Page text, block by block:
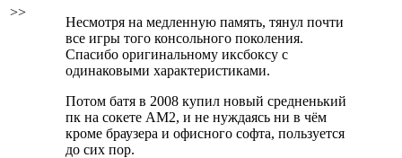
>>
Несмотря на медленную память, тянул почти
все игры того консольного поколения.
Спасибо оригинальному иксбоксу с
одинаковыми характеристиками.
Потом батя в 2008 купил новый средненький
пк на сокете AM2, и не нуждаясь ни в чём
кроме браузера и офисного софта, пользуется
до сих пор.